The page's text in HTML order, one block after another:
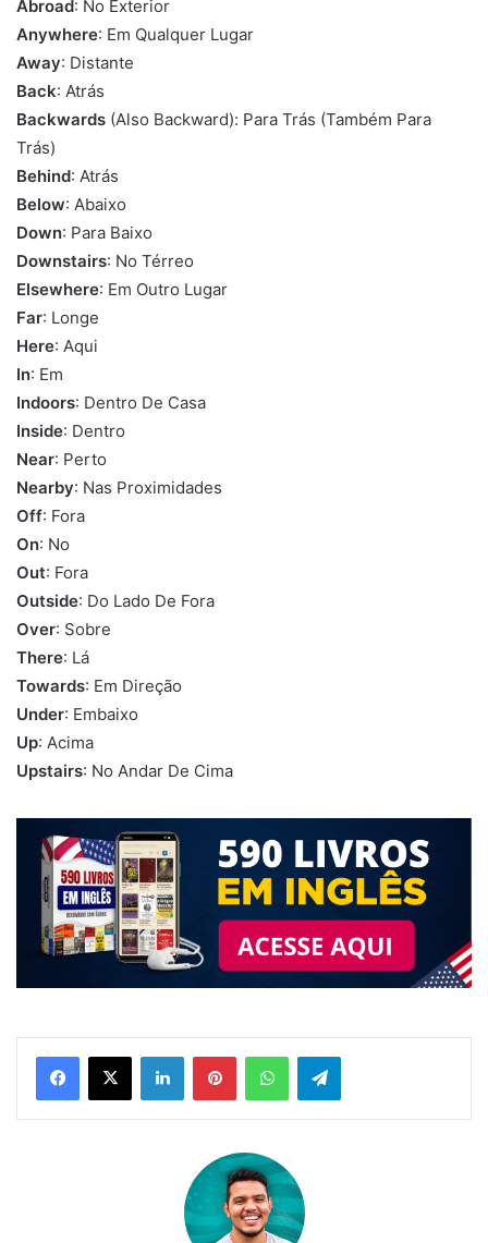
Abroad: No Exterior
Anywhere: Em Qualquer Lugar
Away: Distante
Back: Atrás
Backwards (Also Backward): Para Trás (Também Para
Trás)
Behind: Atrás
Below: Abaixo
Down: Para Baixo
Downstairs: No Térreo
Elsewhere: Em Outro Lugar
Far: Longe
Here: Aqui
In: Em
Indoors: Dentro De Casa
Inside: Dentro
Near: Perto
Nearby: Nas Proximidades
Off: Fora
On: No
Out: Fora
Outside: Do Lado De Fora
Over: Sobre
There: Lá
Towards: Em Direção
Under: Embaixo
Up: Acima
Upstairs: No Andar De Cima
LinkedinPinterestWhatsAppTelegram